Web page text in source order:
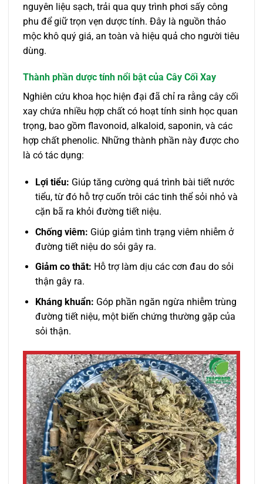
nguyên liệu sạch, trải qua quy trình phơi sấy công
phu để giữ trọn vẹn dược tính. Đây là nguồn thảo
mộc khô quý giá, an toàn và hiệu quả cho người tiêu
dùng.
Thành phần dược tính nổi bật của Cây Cối Xay
Nghiên cứu khoa học hiện đại đã chỉ ra rằng cây cối
xay chứa nhiều hợp chất có hoạt tính sinh học quan
trọng, bao gồm flavonoid, alkaloid, saponin, và các
hợp chất phenolic. Những thành phần này được cho
là có tác dụng:
Lợi tiểu: Giúp tăng cường quá trình bài tiết nước
tiểu, từ đó hỗ trợ cuốn trôi các tinh thể sỏi nhỏ và
cặn bã ra khỏi đường tiết niệu.
Chống viêm: Giúp giảm tình trạng viêm nhiễm ở
đường tiết niệu do sỏi gây ra.
Giảm co thắt: Hỗ trợ làm dịu các cơn đau do sỏi
thận gây ra.
Kháng khuẩn: Góp phần ngăn ngừa nhiễm trùng
đường tiết niệu, một biến chứng thường gặp của
sỏi thận.